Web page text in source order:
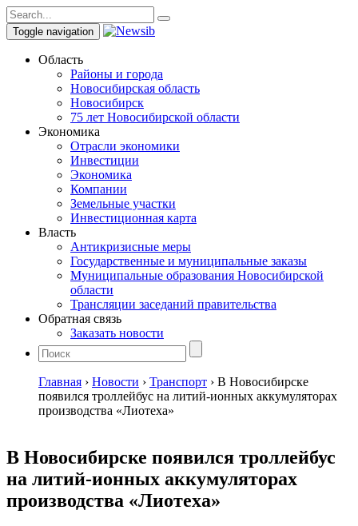
Toggle navigation
Область
Районы и города
Новосибирская область
Новосибирск
75 лет Новосибирской области
Экономика
Отрасли экономики
Инвестиции
Экономика
Компании
Земельные участки
Инвестиционная карта
Власть
Антикризисные меры
Государственные и муниципальные заказы
Муниципальные образования Новосибирской
области
Трансляции заседаний правительства
Обратная связь
Заказать новости
Главная › Новости › Транспорт › В Новосибирске
появился троллейбус на литий-ионных аккумуляторах
производства «Лиотеха»
В Новосибирске появился троллейбус
на литий-ионных аккумуляторах
производства «Лиотеха»